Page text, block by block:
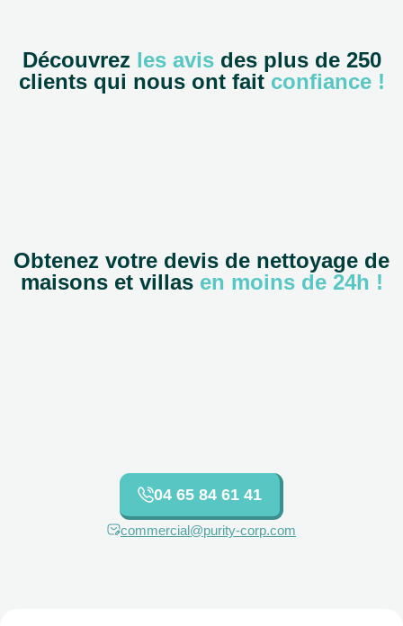
Découvrez les avisdes plus de 250
clients qui nous ont fait confiance !
Obtenez votre devis de nettoyage de
maisons et villas en moins de 24h !
04 65 84 61 41
commercial@purity-corp.com